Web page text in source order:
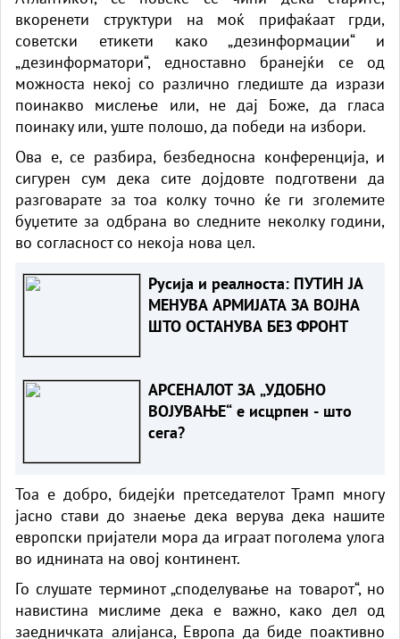
вкоренети структури на моќ прифаќаат грди,
советски етикети како „дезинформации“ и
„дезинформатори“, едноставно бранејќи се од
можноста некој со различно гледиште да изрази
поинакво мислење или, не дај Боже, да гласа
поинаку или, уште полошо, да победи на избори.
Ова е, се разбира, безбедносна конференција, и
сигурен сум дека сите дојдовте подготвени да
разговарате за тоа колку точно ќе ги зголемите
буџетите за одбрана во следните неколку години,
во согласност со некоја нова цел.
Русија и реалноста: ПУТИН ЈА
МЕНУВА АРМИЈАТА ЗА ВОЈНА
ШТО ОСТАНУВА БЕЗ ФРОНТ
АРСЕНАЛОТ ЗА „УДОБНО
ВОЈУВАЊЕ“ е исцрпен - што
сега?
Тоа е добро, бидејќи претседателот Трамп многу
јасно стави до знаење дека верува дека нашите
европски пријатели мора да играат поголема улога
во иднината на овој континент.
Го слушате терминот „споделување на товарот“, но
навистина мислиме дека е важно, како дел од
заедничката алијанса, Европа да биде поактивно